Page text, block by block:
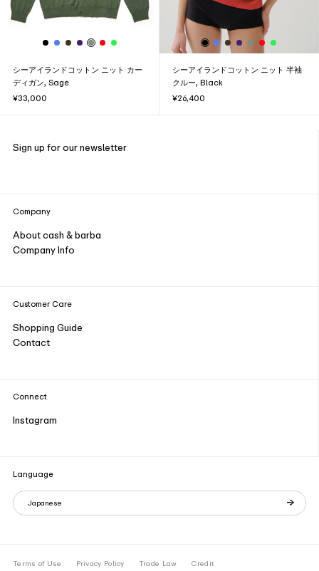
シーアイランドコットン ニット カー
ディガン, Sage
¥33,000
シーアイランドコットン ニット 半袖
クルー, Black
¥26,400
Sign up for our newsletter
Company
About cash & barba
Company Info
Customer Care
Shopping Guide
Contact
Connect
Instagram
Language
Japanese
Terms of Use Privacy Policy Trade Law Credit